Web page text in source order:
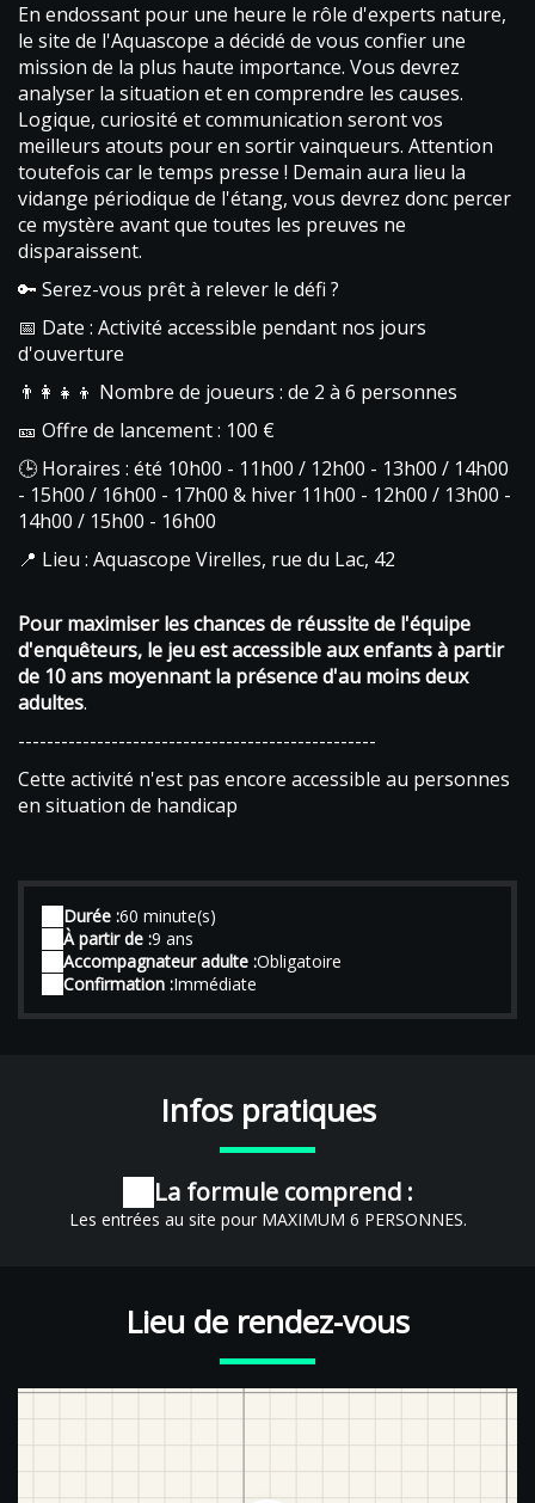
En endossant pour une heure le rôle d'experts nature,
le site de l'Aquascope a décidé de vous confier une
mission de la plus haute importance. Vous devrez
analyser la situation et en comprendre les causes.
Logique, curiosité et communication seront vos
meilleurs atouts pour en sortir vainqueurs. Attention
toutefois car le temps presse ! Demain aura lieu la
vidange périodique de l'étang, vous devrez donc percer
ce mystère avant que toutes les preuves ne
disparaissent.
🔑 Serez-vous prêt à relever le défi ?
📅 Date : Activité accessible pendant nos jours
d'ouverture
👨‍👩‍👧‍👦 Nombre de joueurs : de 2 à 6 personnes
🎫 Offre de lancement : 100 €
🕒 Horaires : été 10h00 - 11h00 / 12h00 - 13h00 / 14h00
- 15h00 / 16h00 - 17h00 & hiver 11h00 - 12h00 / 13h00 -
14h00 / 15h00 - 16h00
📍 Lieu : Aquascope Virelles, rue du Lac, 42
Pour maximiser les chances de réussite de l'équipe
d'enquêteurs, le jeu est accessible aux enfants à partir
de 10 ans moyennant la présence d'au moins deux
adultes.
--------------------------------------------------
Cette activité n'est pas encore accessible au personnes
en situation de handicap
Durée :60 minute(s)
À partir de :
9 ans
Accompagnateur adulte :Obligatoire
Confirmation :Immédiate
Infos pratiques
La formule comprend :
Les entrées au site pour MAXIMUM 6 PERSONNES.
Lieu de rendez-vous